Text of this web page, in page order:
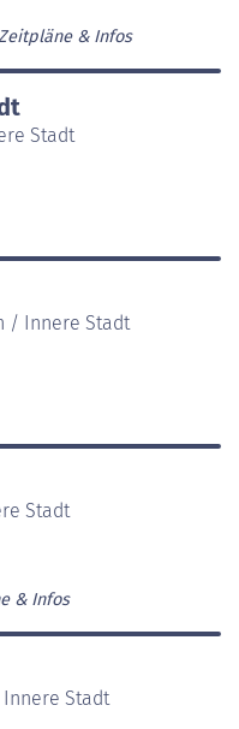
& Infos
Stadt
/ Innere Stadt
Stadt
& Infos
Innere Stadt